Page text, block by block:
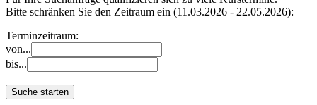
Bitte schränken Sie den Zeitraum ein (11.03.2026 - 22.05.2026):
Terminzeitraum:
von...
bis...
Suche starten